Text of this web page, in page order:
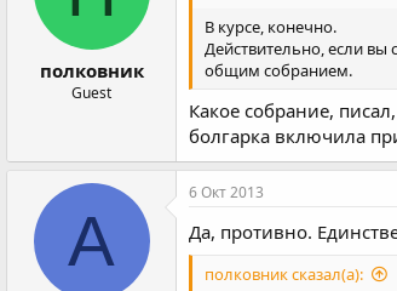
полковник
Guest
В курсе, конечно.
Действительно, если вы
общим собранием.
Какое собрание,
болгарка включила
A
6 Окт 2013
Да, противно.
полковник сказал(а):